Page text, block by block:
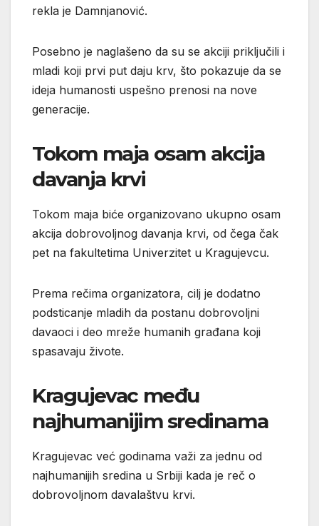
rekla je Damnjanović.
Posebno je naglašeno da su se akciji priključili i
mladi koji prvi put daju krv, što pokazuje da se
ideja humanosti uspešno prenosi na nove
generacije.
Tokom maja osam akcija
davanja krvi
Tokom maja biće organizovano ukupno osam
akcija dobrovoljnog davanja krvi, od čega čak
pet na fakultetima Univerzitet u Kragujevcu.
Prema rečima organizatora, cilj je dodatno
podsticanje mladih da postanu dobrovoljni
davaoci i deo mreže humanih građana koji
spasavaju živote.
Kragujevac među
najhumanijim sredinama
Kragujevac već godinama važi za jednu od
najhumanijih sredina u Srbiji kada je reč o
dobrovoljnom davalaštvu krvi.